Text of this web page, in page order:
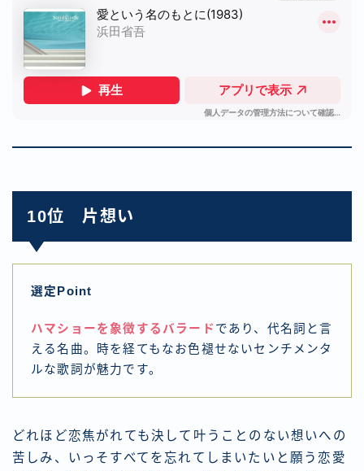
10位 片想い
選定Point
ハマショーを象徴するバラード であり、代名詞と言
える名曲。時を経てもなお色褪せないセンチメンタ
ルな歌詞が魅力です。
どれほど恋焦がれても決して叶うことのない想いへの
苦しみ、いっそすべてを忘れてしまいたいと願う恋愛